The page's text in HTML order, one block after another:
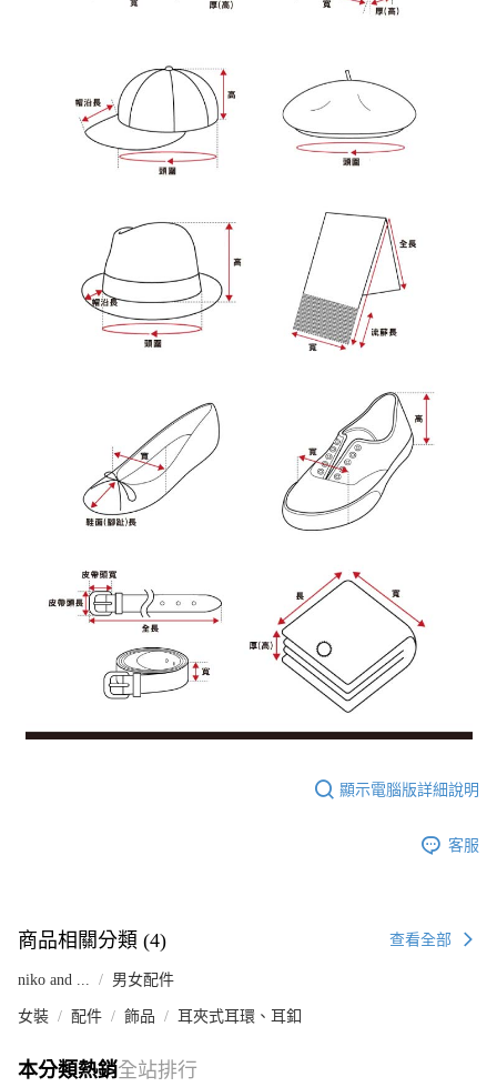
顯示電腦版詳細說明
客服
商品相關分類 (4) 查看全部
niko and ... 男女配件
女裝 配件 飾品 耳夾式耳環、耳釦
本分類熱銷全站排行